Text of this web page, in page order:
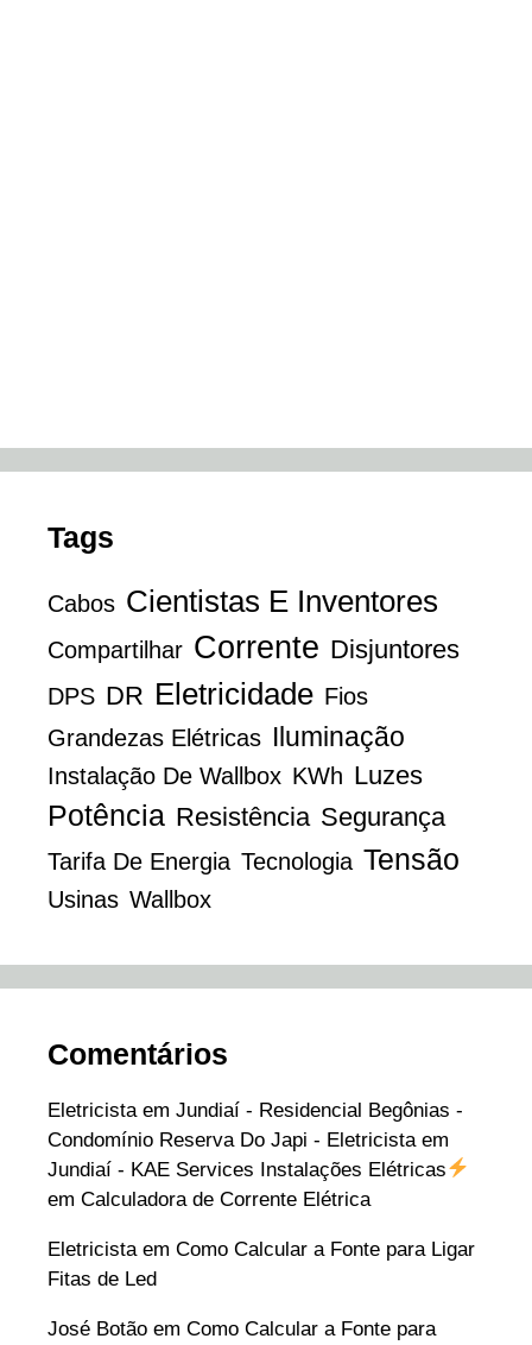
Tags
Cabos Cientistas E Inventores
Compartilhar Corrente Disjuntores
DPS DR Eletricidade Fios
Grandezas Elétricas Iluminação
Instalação De Wallbox KWh Luzes
Potência Resistência Segurança
Tarifa De Energia Tecnologia Tensão
Usinas Wallbox
Comentários
Eletricista em Jundiaí - Residencial Begônias -
Condomínio Reserva Do Japi - Eletricista em
Jundiaí - KAE Services Instalações Elétricas
em Calculadora de Corrente Elétrica
Eletricista em Como Calcular a Fonte para Ligar
Fitas de Led
José Botão em Como Calcular a Fonte para